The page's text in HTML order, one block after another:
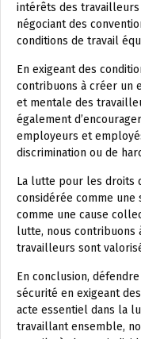
intérêts des
négociant des
conditions de travail
En exigeant des
contribuons à créer un
et mentale des
également
employeurs et
discrimination ou de
La lutte pour les droits
considérée comme une
comme une cause
lutte, nous contribuons
travailleurs sont
En conclusion,
sécurité en exigeant
acte essentiel dans la
travaillant ensemble,